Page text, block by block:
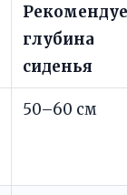
глубина
сиденья
50–60 см